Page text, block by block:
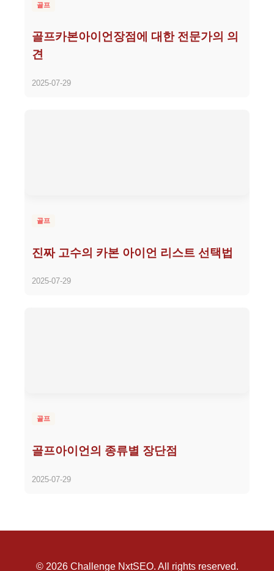
골프
골프카본아이언장점에 대한 전문가의 의
견
2025-07-29
골프
진짜 고수의 카본 아이언 리스트 선택법
2025-07-29
골프
골프아이언의 종류별 장단점
2025-07-29
© 2026 Challenge NxtSEO. All rights reserved.